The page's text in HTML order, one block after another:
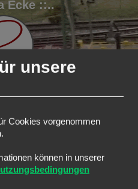
Ecke ::..
Registrieren
• Seite
unsere
Cookies vorgenommen
können in unserer